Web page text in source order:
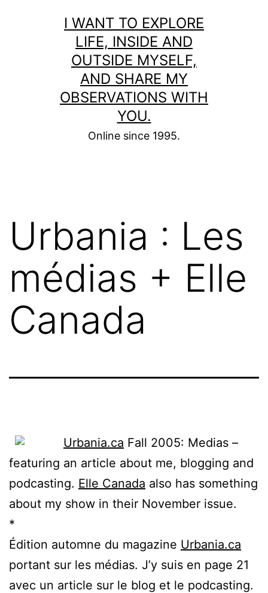
I WANT TO EXPLORE
LIFE, INSIDE AND
OUTSIDE MYSELF,
AND SHARE MY
OBSERVATIONS WITH
YOU.
Online since 1995.
Urbania : Les
médias + Elle
Canada
Urbania.ca Fall 2005: Medias –
featuring an article about me, blogging and
podcasting. Elle Canada also has something
about my show in their November issue.
*
Édition automne du magazine Urbania.ca
portant sur les médias. J’y suis en page 21
avec un article sur le blog et le podcasting.